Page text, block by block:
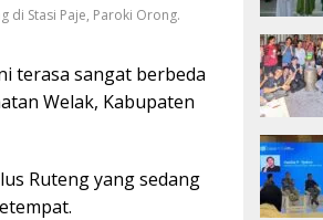
di Stasi Paje, Paroki Orong.
terasa sangat berbeda
Welak, Kabupaten
Ruteng yang sedang